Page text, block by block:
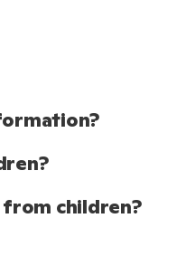
children?